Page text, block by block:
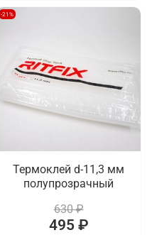
-21%
Термоклей d-11,3 мм
полупрозрачный
630 ₽
495 ₽